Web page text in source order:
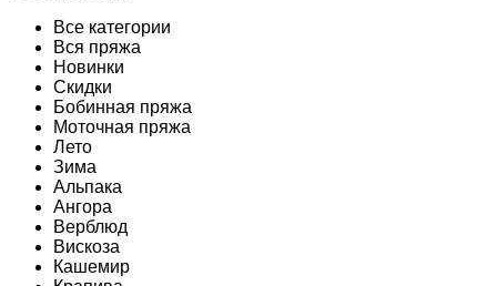
Все категории
Вся пряжа
Новинки
Скидки
Бобинная пряжа
Моточная пряжа
Лето
Зима
Альпака
Ангора
Верблюд
Вискоза
Кашемир